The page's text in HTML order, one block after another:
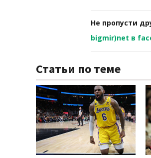
Не пропусти
bigmir)net в
Статьи по теме